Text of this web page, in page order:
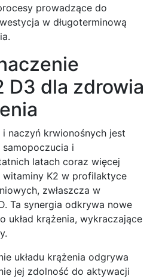
prowadzące do
w długoterminową
D3 dla zdrowia
naczyń krwionośnych jest
i
latach coraz więcej
K2 w profilaktyce
zwłaszcza w
Ta synergia odkrywa nowe
układ krążenia, wykraczające
układu krążenia odgrywa
jej zdolność do aktywacji